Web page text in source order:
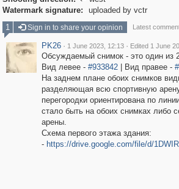
Watermark signature:
uploaded by vctr
1
Sign in to share your opinion Latest
PK26 · 1 June 2023, 12:13 · Edited 1 June
Обсуждаемый снимок - это один из
Вид левее - #933842| Вид правее -
На заднем плане обоих снимков
разделяющая всю спортивную
перегородки ориентирована по
стало быть на обоих снимках либо
арены.
Схема первого этажа здания:
- https://drive.google.com/file/d/